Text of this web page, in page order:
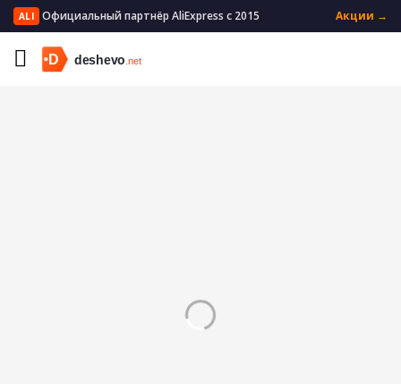
ALI Официальный партнёр AliExpress с 2015 Акции →
Главная Мать и ребенок
Чашки